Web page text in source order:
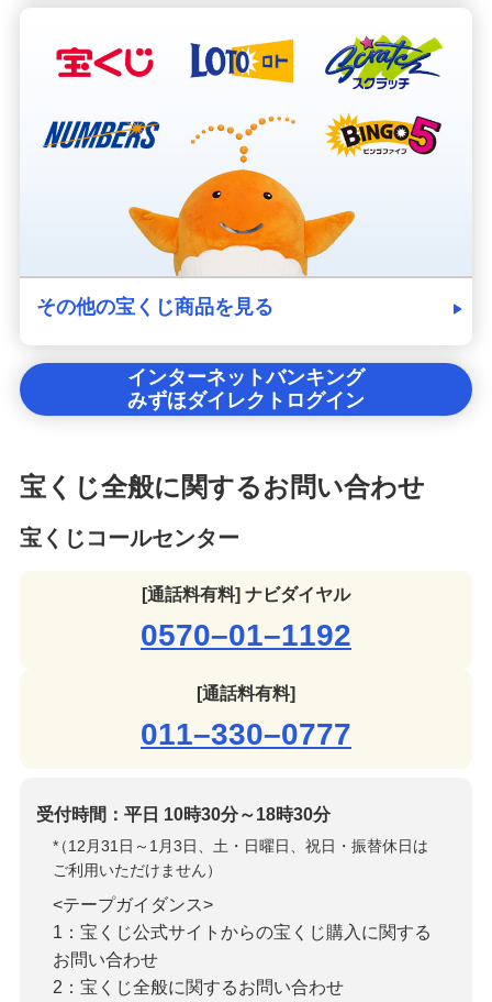
その他の宝くじ商品を見る
インターネットバンキング
みずほダイレクトログイン
宝くじ全般に関するお問い合わせ
宝くじコールセンター
[通話料有料] ナビダイヤル
0570–01–1192
[通話料有料]
011–330–0777
受付時間：平日 10時30分～18時30分
*
（12月31日～1月3日、土・日曜日、祝日・振替休日は
ご利用いただけません）
<テープガイダンス>
1：宝くじ公式サイトからの宝くじ購入に関する
お問い合わせ
2：宝くじ全般に関するお問い合わせ